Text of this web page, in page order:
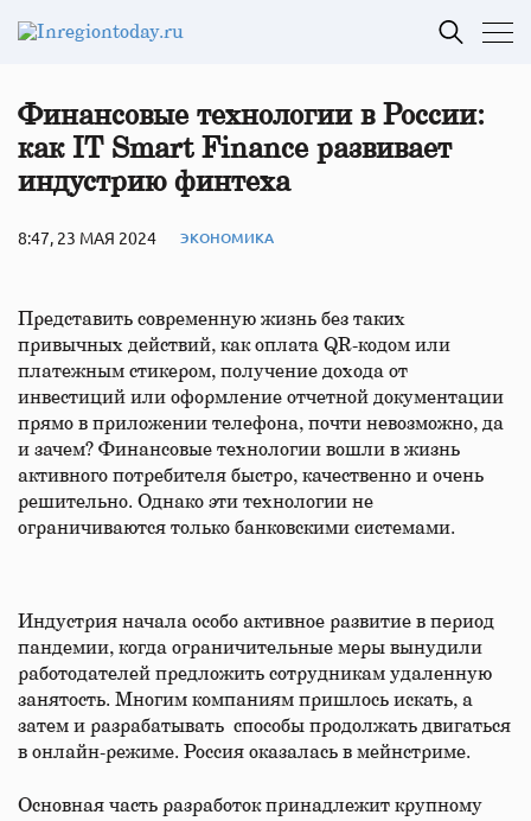
Финансовые технологии в России:
как IT Smart Finance развивает
индустрию финтеха
8:47, 23 МАЯ 2024 ЭКОНОМИКА
Представить современную жизнь без таких
привычных действий, как оплата QR-кодом или
платежным стикером, получение дохода от
инвестиций или оформление отчетной документации
прямо в приложении телефона, почти невозможно, да
и зачем? Финансовые технологии вошли в жизнь
активного потребителя быстро, качественно и очень
решительно. Однако эти технологии не
ограничиваются только банковскими системами.
Индустрия начала особо активное развитие в период
пандемии, когда ограничительные меры вынудили
работодателей предложить сотрудникам удаленную
занятость. Многим компаниям пришлось искать, а
затем и разрабатывать способы продолжать двигаться
в онлайн-режиме. Россия оказалась в мейнстриме.
Основная часть разработок принадлежит крупному